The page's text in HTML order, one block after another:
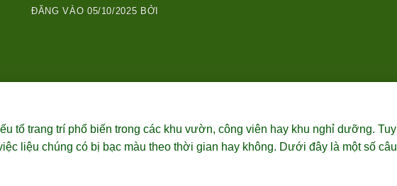
ĐĂNG VÀO 05/10/2025 BỞI
tố trang trí phổ biến trong các khu vườn, công viên hay khu nghỉ dưỡng. Tuy
liệu chúng có bị bạc màu theo thời gian hay không. Dưới đây là một số câu